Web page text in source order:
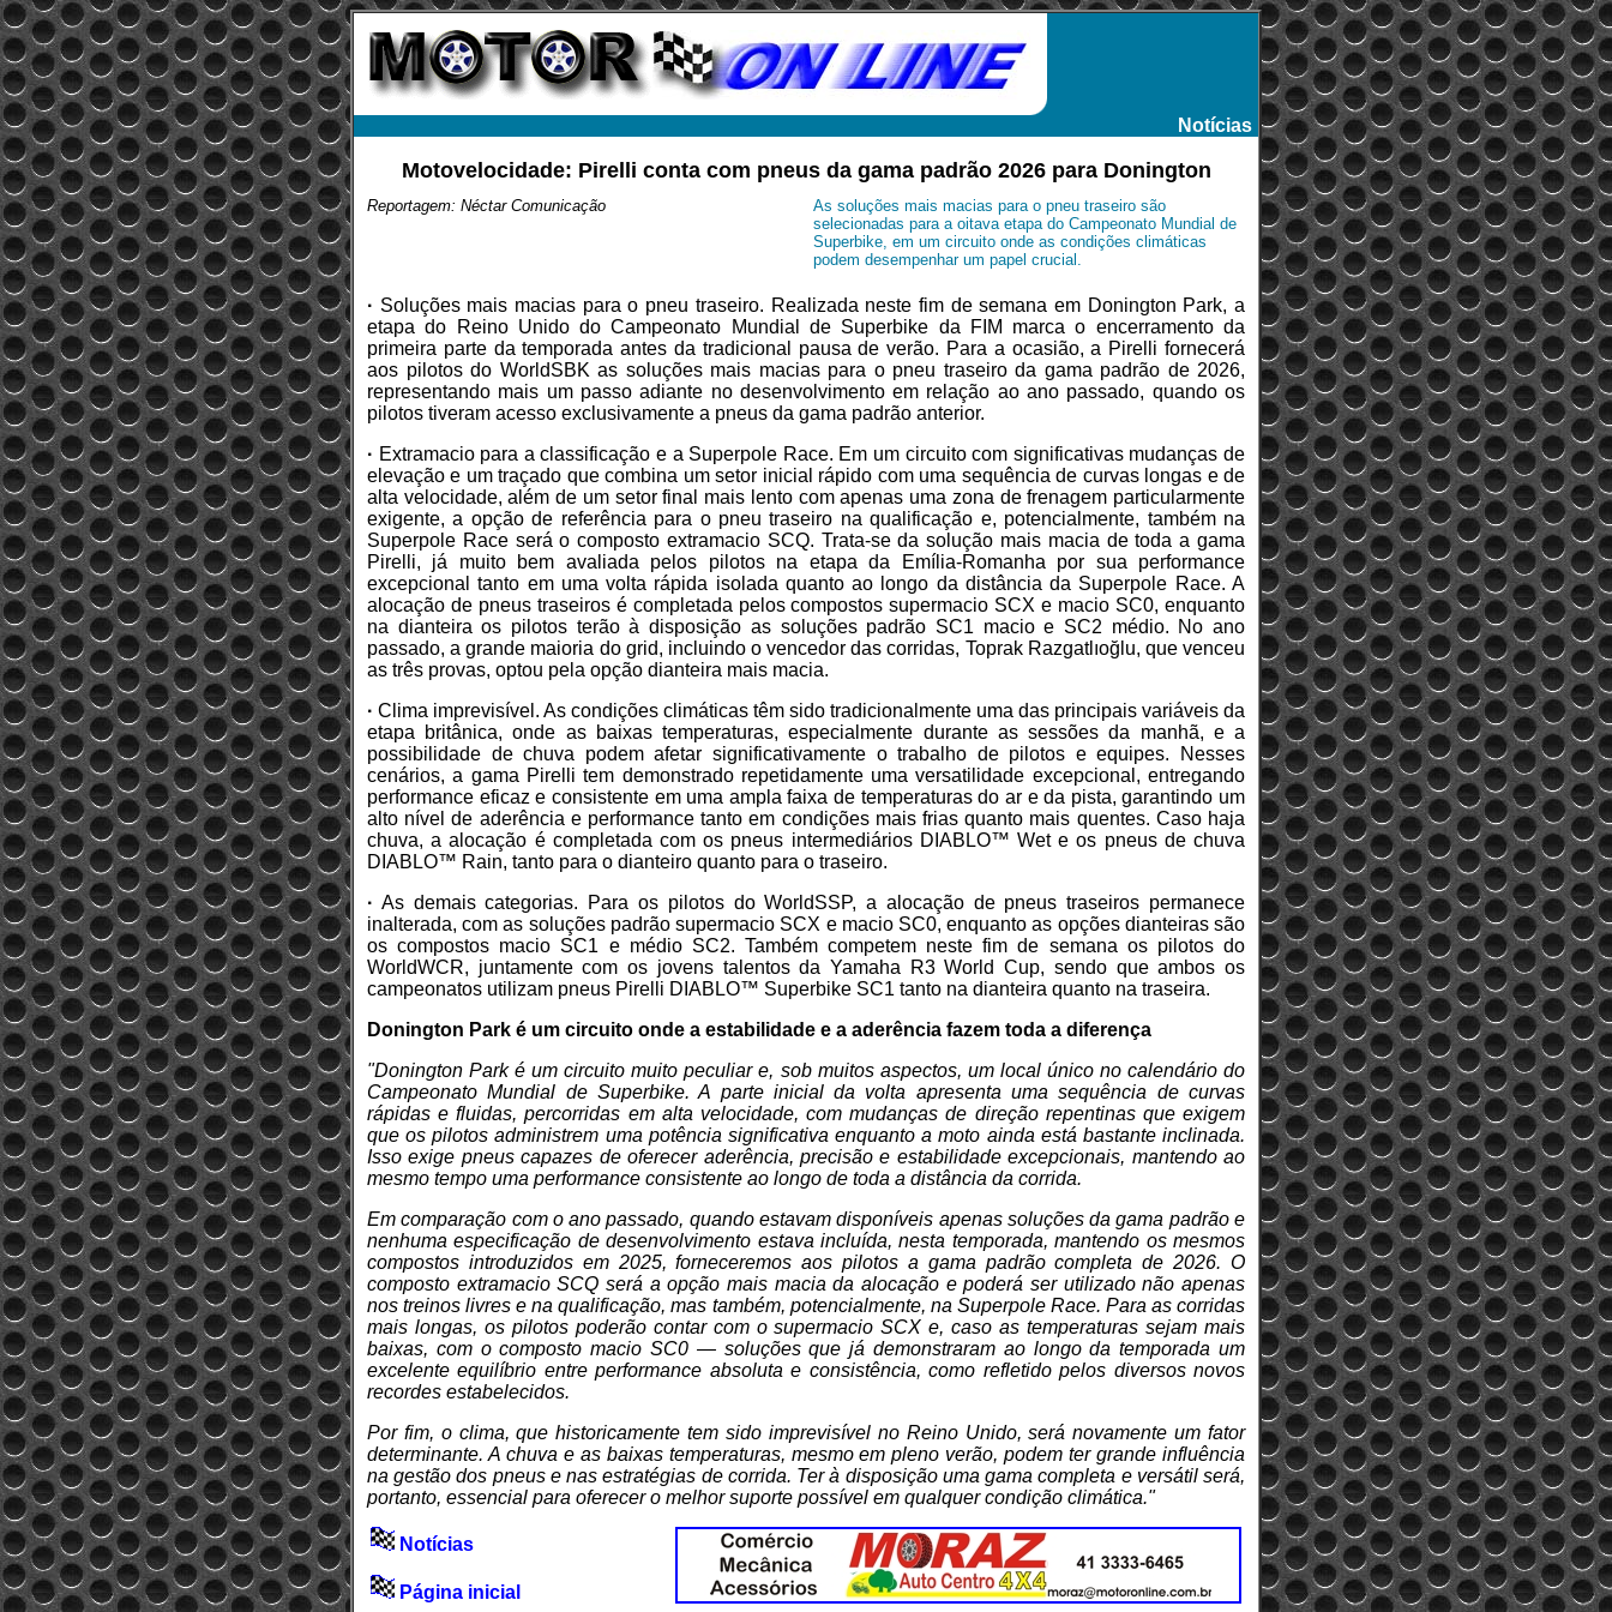
Notícias
Motovelocidade: Pirelli conta com pneus da gama padrão 2026 para Donington
Reportagem: Néctar Comunicação
As soluções mais macias para o pneu traseiro são
selecionadas para a oitava etapa do Campeonato Mundial de
Superbike, em um circuito onde as condições climáticas
podem desempenhar um papel crucial.
· Soluções mais macias para o pneu traseiro. Realizada neste fim de semana em Donington Park, a
etapa do Reino Unido do Campeonato Mundial de Superbike da FIM marca o encerramento da
primeira parte da temporada antes da tradicional pausa de verão. Para a ocasião, a Pirelli fornecerá
aos pilotos do WorldSBK as soluções mais macias para o pneu traseiro da gama padrão de 2026,
representando mais um passo adiante no desenvolvimento em relação ao ano passado, quando os
pilotos tiveram acesso exclusivamente a pneus da gama padrão anterior.
· Extramacio para a classificação e a Superpole Race. Em um circuito com significativas mudanças de
elevação e um traçado que combina um setor inicial rápido com uma sequência de curvas longas e de
alta velocidade, além de um setor final mais lento com apenas uma zona de frenagem particularmente
exigente, a opção de referência para o pneu traseiro na qualificação e, potencialmente, também na
Superpole Race será o composto extramacio SCQ. Trata-se da solução mais macia de toda a gama
Pirelli, já muito bem avaliada pelos pilotos na etapa da Emília-Romanha por sua performance
excepcional tanto em uma volta rápida isolada quanto ao longo da distância da Superpole Race. A
alocação de pneus traseiros é completada pelos compostos supermacio SCX e macio SC0, enquanto
na dianteira os pilotos terão à disposição as soluções padrão SC1 macio e SC2 médio. No ano
passado, a grande maioria do grid, incluindo o vencedor das corridas, Toprak Razgatlıoğlu, que venceu
as três provas, optou pela opção dianteira mais macia.
· Clima imprevisível. As condições climáticas têm sido tradicionalmente uma das principais variáveis da
etapa britânica, onde as baixas temperaturas, especialmente durante as sessões da manhã, e a
possibilidade de chuva podem afetar significativamente o trabalho de pilotos e equipes. Nesses
cenários, a gama Pirelli tem demonstrado repetidamente uma versatilidade excepcional, entregando
performance eficaz e consistente em uma ampla faixa de temperaturas do ar e da pista, garantindo um
alto nível de aderência e performance tanto em condições mais frias quanto mais quentes. Caso haja
chuva, a alocação é completada com os pneus intermediários DIABLO™ Wet e os pneus de chuva
DIABLO™ Rain, tanto para o dianteiro quanto para o traseiro.
· As demais categorias. Para os pilotos do WorldSSP, a alocação de pneus traseiros permanece
inalterada, com as soluções padrão supermacio SCX e macio SC0, enquanto as opções dianteiras são
os compostos macio SC1 e médio SC2. Também competem neste fim de semana os pilotos do
WorldWCR, juntamente com os jovens talentos da Yamaha R3 World Cup, sendo que ambos os
campeonatos utilizam pneus Pirelli DIABLO™ Superbike SC1 tanto na dianteira quanto na traseira.
Donington Park é um circuito onde a estabilidade e a aderência fazem toda a diferença
"Donington Park é um circuito muito peculiar e, sob muitos aspectos, um local único no calendário do
Campeonato Mundial de Superbike. A parte inicial da volta apresenta uma sequência de curvas
rápidas e fluidas, percorridas em alta velocidade, com mudanças de direção repentinas que exigem
que os pilotos administrem uma potência significativa enquanto a moto ainda está bastante inclinada.
Isso exige pneus capazes de oferecer aderência, precisão e estabilidade excepcionais, mantendo ao
mesmo tempo uma performance consistente ao longo de toda a distância da corrida.
Em comparação com o ano passado, quando estavam disponíveis apenas soluções da gama padrão e
nenhuma especificação de desenvolvimento estava incluída, nesta temporada, mantendo os mesmos
compostos introduzidos em 2025, forneceremos aos pilotos a gama padrão completa de 2026. O
composto extramacio SCQ será a opção mais macia da alocação e poderá ser utilizado não apenas
nos treinos livres e na qualificação, mas também, potencialmente, na Superpole Race. Para as corridas
mais longas, os pilotos poderão contar com o supermacio SCX e, caso as temperaturas sejam mais
baixas, com o composto macio SC0 — soluções que já demonstraram ao longo da temporada um
excelente equilíbrio entre performance absoluta e consistência, como refletido pelos diversos novos
recordes estabelecidos.
Por fim, o clima, que historicamente tem sido imprevisível no Reino Unido, será novamente um fator
determinante. A chuva e as baixas temperaturas, mesmo em pleno verão, podem ter grande influência
na gestão dos pneus e nas estratégias de corrida. Ter à disposição uma gama completa e versátil será,
portanto, essencial para oferecer o melhor suporte possível em qualquer condição climática."
Notícias
Página inicial